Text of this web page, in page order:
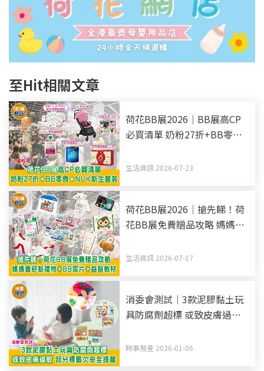
至Hit相關文章
荷花BB展2026｜BB展高CP
必買清單 奶粉27折+BB零食
生活資訊 2026-07-23
荷花BB展2026｜搶先睇！荷
花BB展免費贈品攻略 媽媽會
生活資訊 2026-07-17
消委會測試｜3款泥膠黏土玩
具防腐劑超標 或致皮膚過敏
時事搜查 2026-01-06